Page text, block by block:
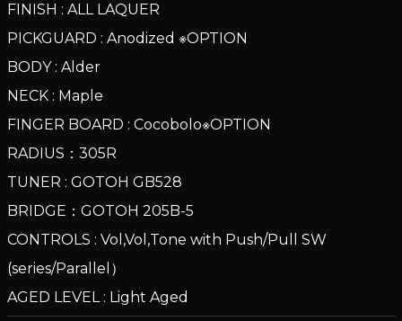
FINISH : ALL LAQUER
PICKGUARD : Anodized ※OPTION
BODY : Alder
NECK : Maple
FINGER BOARD : Cocobolo※OPTION
RADIUS：305R
TUNER : GOTOH GB528
BRIDGE：GOTOH 205B-5
CONTROLS : Vol,Vol,Tone with Push/Pull SW
(series/Parallel）
AGED LEVEL : Light Aged